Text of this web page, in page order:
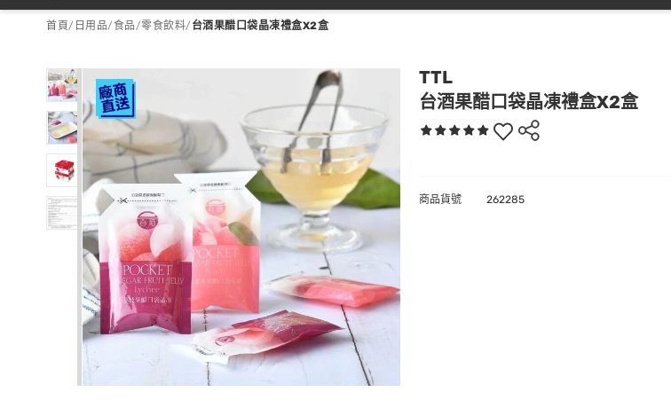
首頁/ 日用品/食品/零食飲料/ 台酒果醋口袋晶凍禮盒X2盒
TTL
台酒果醋口袋晶凍禮盒X2盒
商品貨號 262285